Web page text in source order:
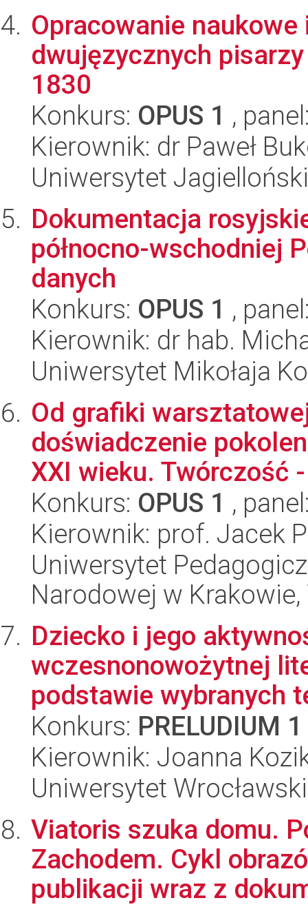
Opracowanie
dwujęzycznych
1830
Konkurs: OPUS 1 ,
Kierownik: dr Paweł
Uniwersytet
Dokumentacja
północno-wschodniej
danych
Konkurs: OPUS 1 ,
Kierownik: dr hab.
Uniwersytet Mikołaja
Od grafiki
doświadczenie
XXI wieku. Twórczość
Konkurs: OPUS 1 ,
Kierownik: prof. Jacek
Uniwersytet
Narodowej w Krakowie,
Dziecko i jego
wczesnonowożytnej
podstawie wybranych
Konkurs: PRELUDIUM 1
Kierownik: Joanna
Uniwersytet
Viatoris szuka domu.
Zachodem. Cykl
publikacji wraz z